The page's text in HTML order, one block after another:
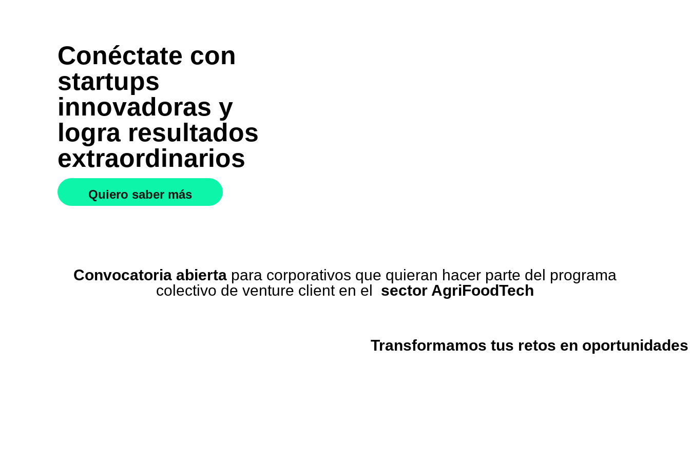
Conéctate con
startups
innovadoras y
logra resultados
extraordinarios
Quiero saber más
Convocatoria abierta para corporativos que quieran hacer parte del programa
colectivo de venture client en el sector AgriFoodTech
Transformamos tus retos en oportunidades